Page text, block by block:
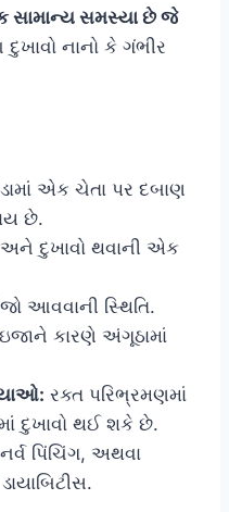
સામાન્ય સમસ્યા છે જે
નાનો કે ગંભીર
એક ચેતા પર દબાણ
છે.
દુખાવો થવાની એક
આવવાની સ્થિતિ.
કારણે અંગૂઠામાં
રક્ત પરિભ્રમણમાં
દુખાવો થઈ શકે છે.
પિંચિંગ, અથવા